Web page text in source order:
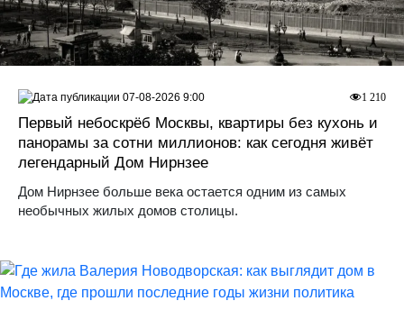
Первый небоскрёб Москвы, квартиры без кухонь и
панорамы за сотни миллионов: как сегодня живёт
легендарный Дом Нирнзее
Дом Нирнзее больше века остается одним из самых
необычных жилых домов столицы.
1 210
07-08-2026 9:00